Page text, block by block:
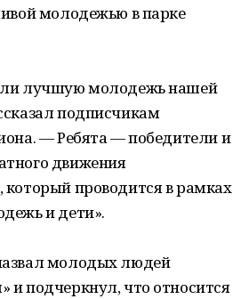
молодежью в парке
лучшую молодежь нашей
подписчикам
— Ребята — победители и
движения
проводится в рамках
и дети».
молодых людей
и подчеркнул, что относится